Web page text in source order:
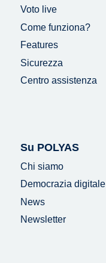
Voto live
Come funziona?
Features
Sicurezza
Centro assistenza
Su POLYAS
Chi siamo
Democrazia digitale
News
Newsletter